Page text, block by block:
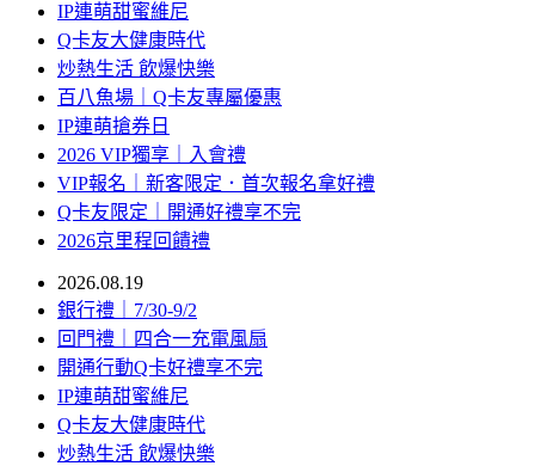
IP連萌甜蜜維尼
Q卡友大健康時代
炒熱生活 飲爆快樂
百八魚場｜Q卡友專屬優惠
IP連萌搶券日
2026 VIP獨享｜入會禮
VIP報名｜新客限定．首次報名拿好禮
Q卡友限定｜開通好禮享不完
2026京里程回饋禮
2026.08.19
銀行禮｜7/30-9/2
回門禮｜四合一充電風扇
開通行動Q卡好禮享不完
IP連萌甜蜜維尼
Q卡友大健康時代
炒熱生活 飲爆快樂